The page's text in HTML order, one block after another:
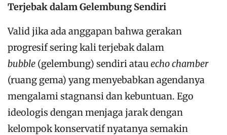
Terjebak dalam Gelembung Sendiri
Valid jika ada anggapan bahwa gerakan
progresif sering kali terjebak dalam
bubble (gelembung) sendiri atau echo chamber
(ruang gema) yang menyebabkan agendanya
mengalami stagnansi dan kebuntuan. Ego
ideologis dengan menjaga jarak dengan
kelompok konservatif nyatanya semakin